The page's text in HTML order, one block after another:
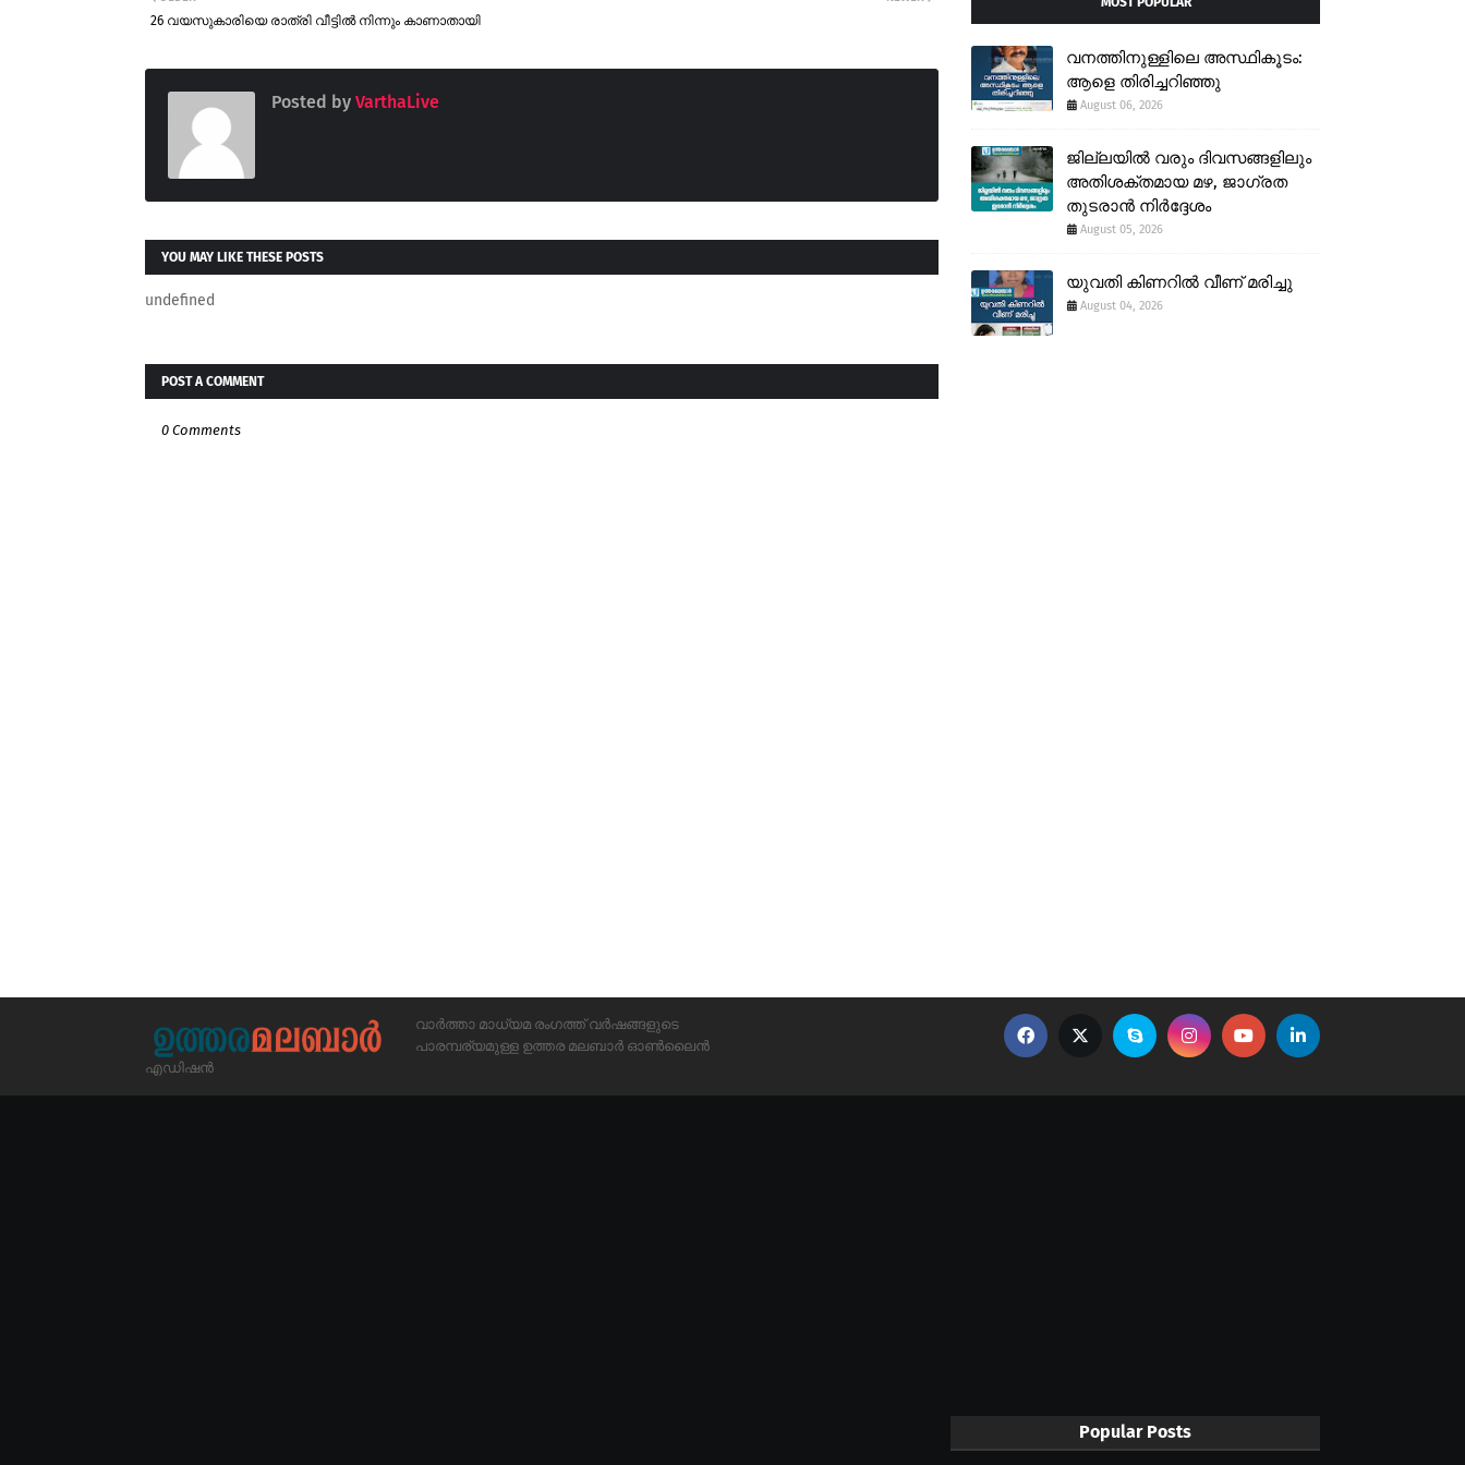
26 വയസുകാരിയെ രാത്രി വീട്ടിൽ നിന്നും കാണാതായി
Posted by VarthaLive
YOU MAY LIKE THESE POSTS
undefined
POST A COMMENT
0 Comments
വനത്തിനുള്ളിലെ അസ്ഥികൂടം:
ആളെ തിരിച്ചറിഞ്ഞു
August 06, 2026
ജില്ലയിൽ വരും ദിവസങ്ങളിലും
അതിശക്തമായ മഴ, ജാഗ്രത
തുടരാൻ നിർദ്ദേശം
August 05, 2026
യുവതി കിണറിൽ വീണ് മരിച്ചു
August 04, 2026
വാർത്താ മാധ്യമ രംഗത്ത് വർഷങ്ങളുടെ
പാരമ്പര്യമുള്ള ഉത്തര മലബാർ ഓൺലൈൻ
എഡിഷൻ
Popular Posts